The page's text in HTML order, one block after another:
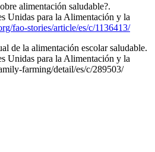
alimentación saludable?.
Unidas para la Alimentación y la
fao-stories/article/es/c/1136413/
de la alimentación escolar saludable.
Unidas para la Alimentación y la
farming/detail/es/c/289503/